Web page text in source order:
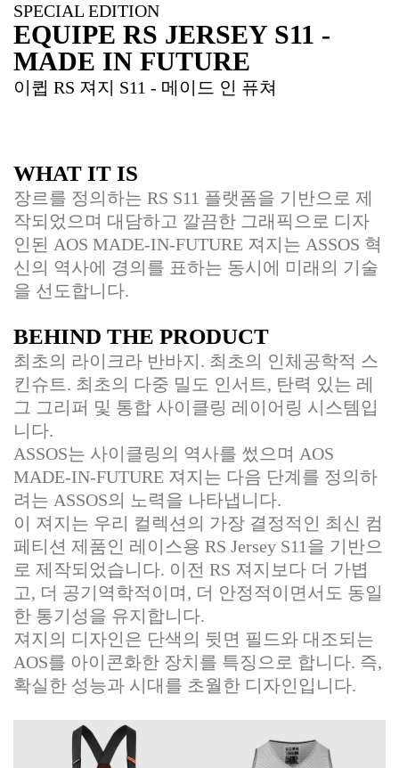
SPECIAL EDITION
EQUIPE RS JERSEY S11 -
MADE IN FUTURE
이큅 RS 져지 S11 - 메이드 인 퓨쳐
WHAT IT IS
장르를 정의하는 RS S11 플랫폼을 기반으로 제
작되었으며 대담하고 깔끔한 그래픽으로 디자
인된 AOS MADE-IN-FUTURE 져지는 ASSOS 혁
신의 역사에 경의를 표하는 동시에 미래의 기술
을 선도합니다.
BEHIND THE PRODUCT
최초의 라이크라 반바지. 최초의 인체공학적 스
킨슈트. 최초의 다중 밀도 인서트, 탄력 있는 레
그 그리퍼 및 통합 사이클링 레이어링 시스템입
니다.
ASSOS는 사이클링의 역사를 썼으며 AOS
MADE-IN-FUTURE 져지는 다음 단계를 정의하
려는 ASSOS의 노력을 나타냅니다.
이 져지는 우리 컬렉션의 가장 결정적인 최신 컴
페티션 제품인 레이스용 RS Jersey S11을 기반으
로 제작되었습니다. 이전 RS 져지보다 더 가볍
고, 더 공기역학적이며, 더 안정적이면서도 동일
한 통기성을 유지합니다.
져지의 디자인은 단색의 뒷면 필드와 대조되는
AOS를 아이콘화한 장치를 특징으로 합니다. 즉,
확실한 성능과 시대를 초월한 디자인입니다.